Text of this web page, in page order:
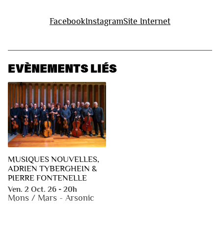
FacebookInstagramSite Internet
EVÈNEMENTS LIÉS
MUSIQUES NOUVELLES,
ADRIEN TYBERGHEIN &
PIERRE FONTENELLE
Ven. 2 Oct. 26 - 20h
Mons / Mars - Arsonic